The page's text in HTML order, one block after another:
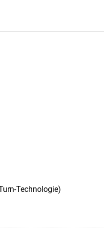
Technologie)